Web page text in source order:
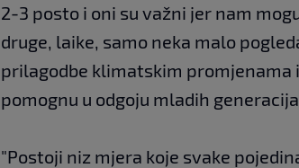
2-3 posto i oni su važni jer nam
druge, laike, samo neka malo
prilagodbe klimatskim promjenama
pomognu u odgoju mladih
"Postoji niz mjera koje svake